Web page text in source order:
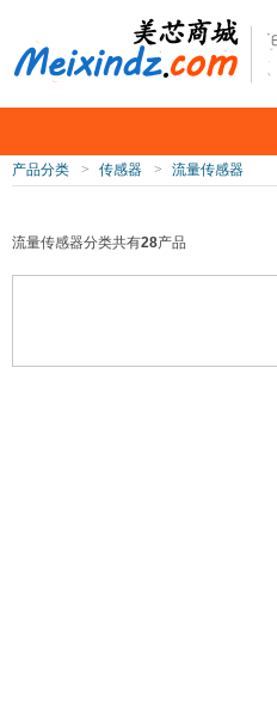
产品分类 > 传感器 > 流量传感器
流量传感器分类共有28产品